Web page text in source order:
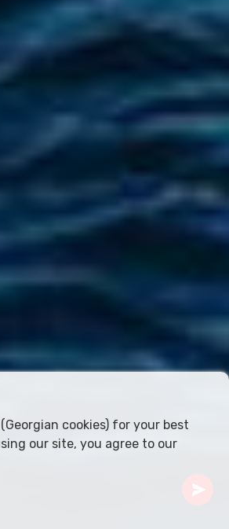
cookies) for your best
our site, you agree to our